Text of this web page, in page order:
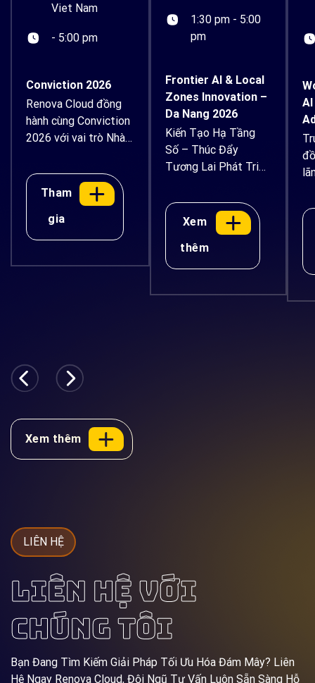
Viet Nam
- 5:00 pm
Conviction 2026
Renova Cloud đồng
hành cùng Conviction
2026 với vai trò Nhà
Cloud tự hào đồng
hành cùng Conviction
2026 – Diễn đàn Kinh
tế Tài sản số và AI
Việt Nam với vai
Tham
gia
1:30 pm - 5:00
pm
Frontier AI & Local
Zones Innovation –
Da Nang 2026
Kiến Tạo Hạ Tầng
Số – Thúc Đẩy
Tương Lai Phát Triển
Xem
thêm
Xem thêm
LIÊN HỆ
LIÊN HỆ VỚI
CHÚNG TÔI
Bạn Đang Tìm Kiếm Giải Pháp Tối Ưu Hóa Đám Mây? Liên
Hệ Ngay Renova Cloud, Đội Ngũ Tư Vấn Luôn Sẵn Sàng Hỗ